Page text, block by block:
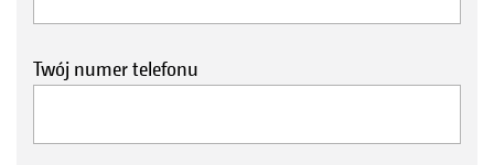
Twój numer telefonu